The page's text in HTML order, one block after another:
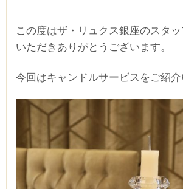
この度はザ・リュクス銀座のスタ
いただきありがとうございます。
今回はキャンドルサービスをご紹介